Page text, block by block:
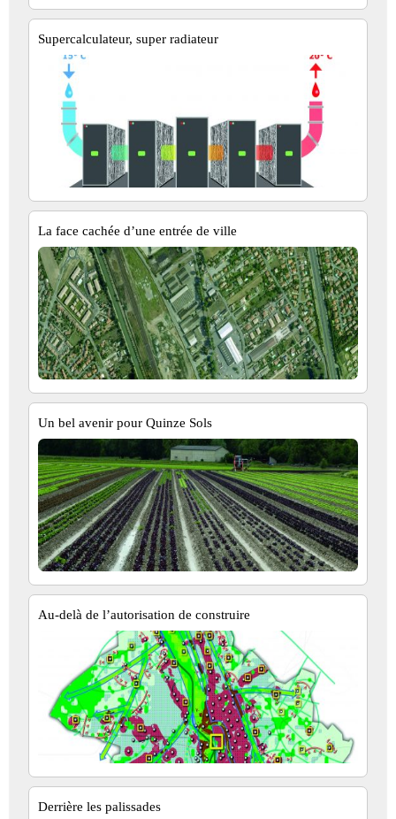
Supercalculateur, super radiateur
La face cachée d’une entrée de ville
Un bel avenir pour Quinze Sols
Au-delà de l’autorisation de construire
Derrière les palissades